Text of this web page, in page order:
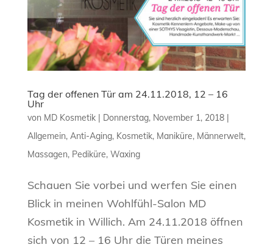
Tag der offenen Tür am 24.11.2018, 12 – 16
Uhr
von MD Kosmetik| Donnerstag, November 1, 2018|
Allgemein, Anti-Aging, Kosmetik, Maniküre, Männerwelt,
Massagen, Pediküre, Waxing
Schauen Sie vorbei und werfen Sie einen
Blick in meinen Wohlfühl-Salon MD
Kosmetik in Willich. Am 24.11.2018 öffnen
sich von 12 – 16 Uhr die Türen meines